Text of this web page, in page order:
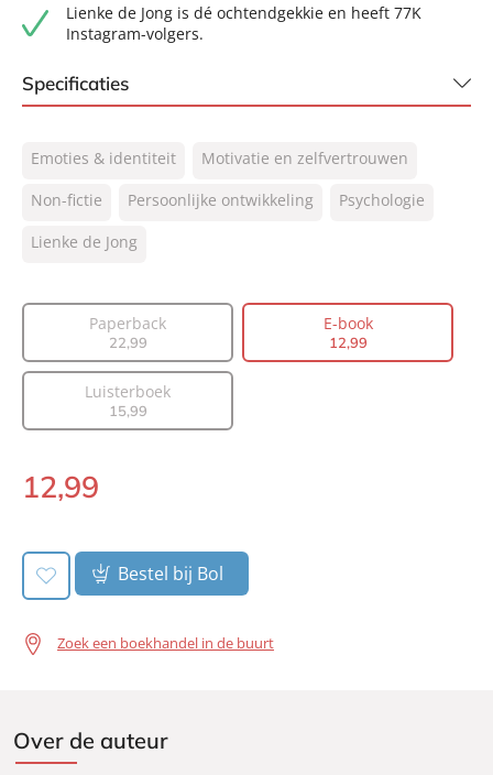
Lienke de Jong is dé ochtendgekkie en heeft 77K
Instagram-volgers.
Specificaties
NUR:
770
Type:
E-book
Auteur(s):
Verschijningsdatum:
03-02-2026
Emoties & identiteit
Motivatie en zelfvertrouwen
Non-fictie
Persoonlijke ontwikkeling
Psychologie
Lienke de Jong
Paperback
22,99
E-book
12,99
Luisterboek
15,99
E-
12,99
Bestel bij Bol
Zoek een boekhandel in de buurt
Over de auteur